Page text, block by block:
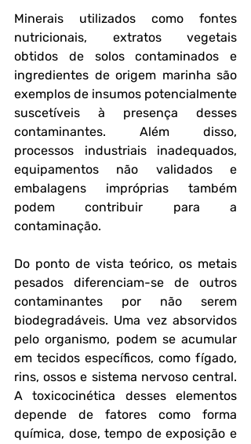
Minerais utilizados como fontes
nutricionais, extratos vegetais
obtidos de solos contaminados e
ingredientes de origem marinha são
exemplos de insumos potencialmente
suscetíveis à presença desses
contaminantes. Além disso,
processos industriais inadequados,
equipamentos não validados e
embalagens impróprias também
podem contribuir para a
contaminação.
Do ponto de vista teórico, os metais
pesados diferenciam-se de outros
contaminantes por não serem
biodegradáveis. Uma vez absorvidos
pelo organismo, podem se acumular
em tecidos específicos, como fígado,
rins, ossos e sistema nervoso central.
A toxicocinética desses elementos
depende de fatores como forma
química, dose, tempo de exposição e